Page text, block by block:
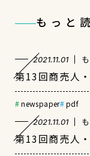
もっと
2021.11.01
第13回商売人
newspaper pdf
2021.11.01
第13回商売人